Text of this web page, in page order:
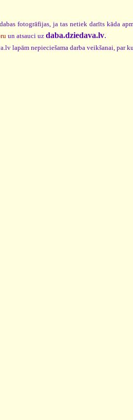
fotogrāfijas, ja tas netiek darīts kāda
un atsauci uz daba.dziedava.lv.
lapām nepieciešama darba veikšanai, par